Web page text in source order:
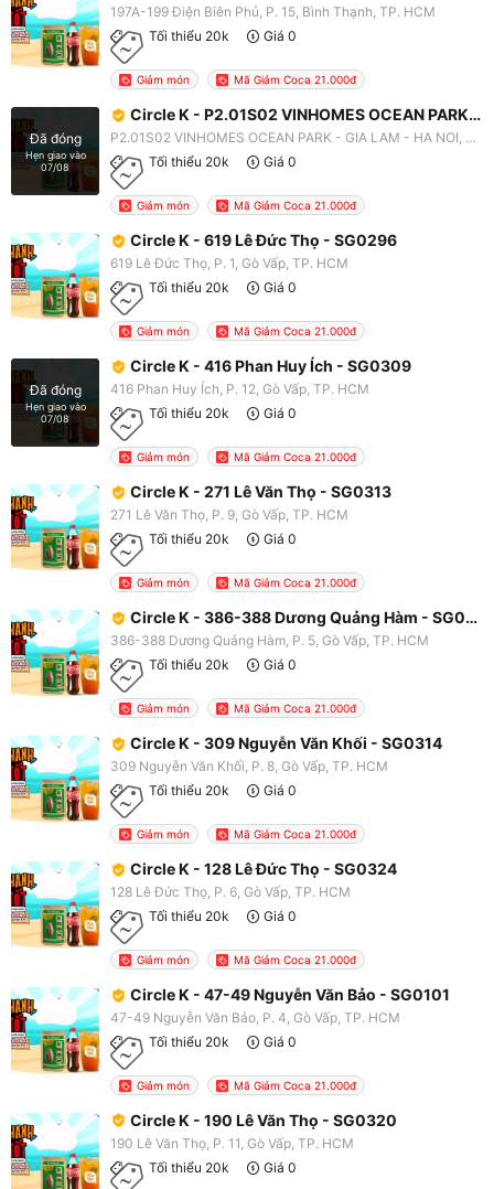
197A-199 Điện Biên Phủ, P. 15, Bình Thạnh, TP. HCM
Tối thiểu 20k
Giá 0
Giảm món Mã Giảm Coca 21.000đ
Đã đóng
Hẹn giao vào
07/08
Circle K - P2.01S02 VINHOMES OCEAN PARK - GIA LAM - HA NOI - HN2259
P2.01S02 VINHOMES OCEAN PARK - GIA LAM - HA NOI, X. Đa Tốn, Gia Lâm, Hà Nội
Tối thiểu 20k
Giá 0
Giảm món Mã Giảm Coca 21.000đ
Circle K - 619 Lê Đức Thọ - SG0296
619 Lê Đức Thọ, P. 1, Gò Vấp, TP. HCM
Tối thiểu 20k
Giá 0
Giảm món Mã Giảm Coca 21.000đ
Đã đóng
Hẹn giao vào
07/08
Circle K - 416 Phan Huy Ích - SG0309
416 Phan Huy Ích, P. 12, Gò Vấp, TP. HCM
Tối thiểu 20k
Giá 0
Giảm món Mã Giảm Coca 21.000đ
Circle K - 271 Lê Văn Thọ - SG0313
271 Lê Văn Thọ, P. 9, Gò Vấp, TP. HCM
Tối thiểu 20k
Giá 0
Giảm món Mã Giảm Coca 21.000đ
Circle K - 386-388 Dương Quảng Hàm - SG0328
386-388 Dương Quảng Hàm, P. 5, Gò Vấp, TP. HCM
Tối thiểu 20k
Giá 0
Giảm món Mã Giảm Coca 21.000đ
Circle K - 309 Nguyễn Văn Khối - SG0314
309 Nguyễn Văn Khối, P. 8, Gò Vấp, TP. HCM
Tối thiểu 20k
Giá 0
Giảm món Mã Giảm Coca 21.000đ
Circle K - 128 Lê Đức Thọ - SG0324
128 Lê Đức Thọ, P. 6, Gò Vấp, TP. HCM
Tối thiểu 20k
Giá 0
Giảm món Mã Giảm Coca 21.000đ
Circle K - 47-49 Nguyễn Văn Bảo - SG0101
47-49 Nguyễn Văn Bảo, P. 4, Gò Vấp, TP. HCM
Tối thiểu 20k
Giá 0
Giảm món Mã Giảm Coca 21.000đ
Circle K - 190 Lê Văn Thọ - SG0320
190 Lê Văn Thọ, P. 11, Gò Vấp, TP. HCM
Tối thiểu 20k
Giá 0